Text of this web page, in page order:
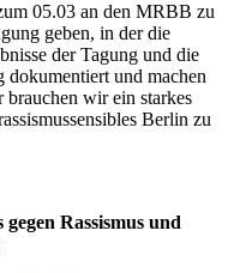
05.03 an den MRBB zu
geben, in der die
der Tagung und die
und machen
wir ein starkes
Berlin zu
Rassismus und